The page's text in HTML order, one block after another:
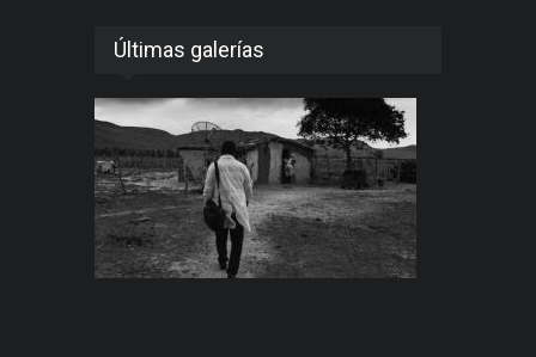
Últimas galerías